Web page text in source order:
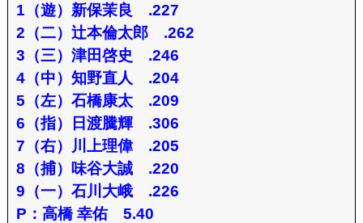
1（遊）新保茉良 .227
2（二）辻本倫太郎 .262
3（三）津田啓史 .246
4（中）知野直人 .204
5（左）石橋康太 .209
6（指）日渡騰輝 .306
7（右）川上理偉 .205
8（捕）味谷大誠 .220
9（一）石川大峨 .226
P：高橋 幸佑 5.40